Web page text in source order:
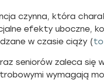
czynna, która
efekty uboczne,
w czasie ciąży (
seniorów zaleca
wymagają